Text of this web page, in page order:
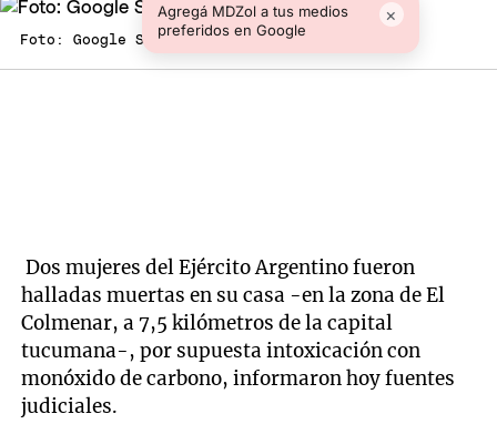
Agregá MDZol a tus medios
preferidos en Google
×
Foto: Google Street View
Dos mujeres del Ejército Argentino fueron
halladas muertas en su casa -en la zona de El
Colmenar, a 7,5 kilómetros de la capital
tucumana-, por supuesta intoxicación con
monóxido de carbono, informaron hoy fuentes
judiciales.